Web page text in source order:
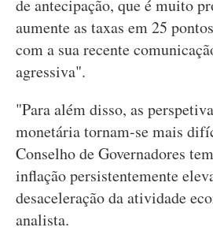
de antecipação, que é muito
aumente as taxas em 25
com a sua recente
agressiva".
"Para além disso, as
monetária tornam-se mais
Conselho de Governadores
inflação persistentemente
desaceleração da atividade
analista.